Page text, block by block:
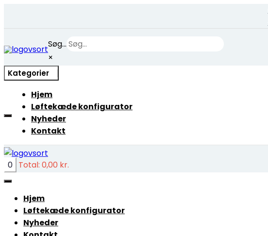
to
Søg...
×
Kategorier
Hjem
Løftekæde konfigurator
Nyheder
Kontakt
0 Total: 0,00 kr.
Hjem
Løftekæde konfigurator
Nyheder